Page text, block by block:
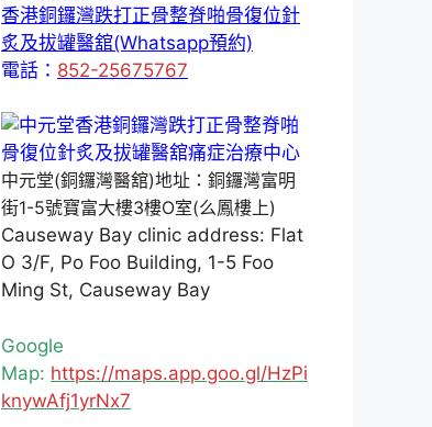
香港銅鑼灣跌打正骨整脊啪骨復位針
炙及拔罐醫舘(Whatsapp預約)
電話： 852-25675767
中元堂(銅鑼灣醫舘)地址：銅鑼灣富明
街1-5號寶富大樓3樓O室(么鳳樓上)
Causeway Bay clinic address: Flat
O 3/F, Po Foo Building, 1-5 Foo
Ming St, Causeway Bay
Google
Map: https://maps.app.goo.gl/HzPi
knywAfj1yrNx7